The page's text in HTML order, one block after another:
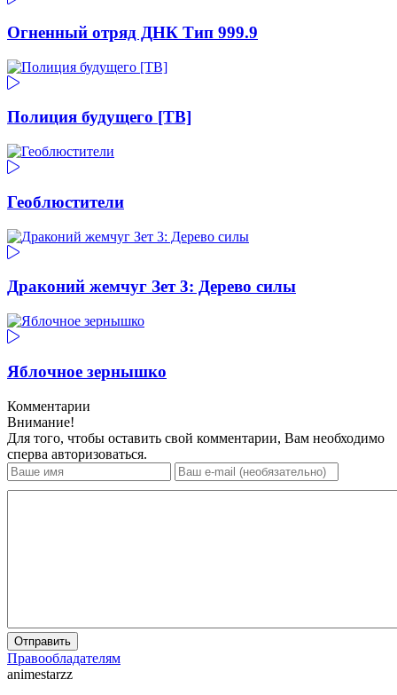
Огненный отряд ДНК Тип 999.9
Полиция будущего [ТВ]
Геоблюстители
Драконий жемчуг Зет 3: Дерево силы
Яблочное зернышко
Комментарии
Внимание!
Для того, чтобы оставить свой комментарии, Вам необходимо
сперва авторизоваться.
Отправить
Правообладателям
animestarzz